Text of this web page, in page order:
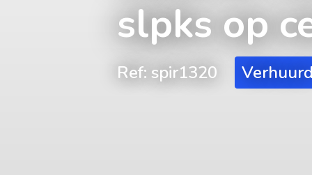
slpks op
Ref: spir1320 Verhuurd